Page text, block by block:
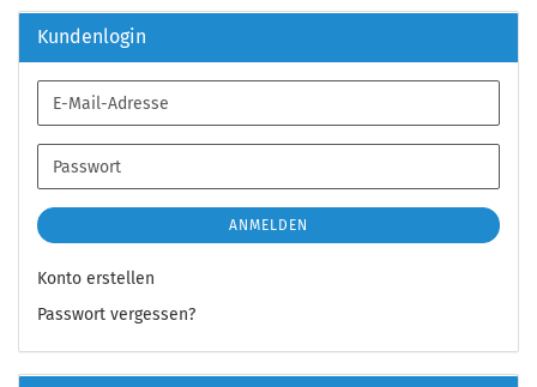
Kundenlogin
E-
Mail-
Adresse
Passwort
ANMELDEN
Konto erstellen
Passwort vergessen?